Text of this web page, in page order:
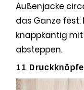
Außenjacke
das Ganze fest.
knappkantig
absteppen.
11